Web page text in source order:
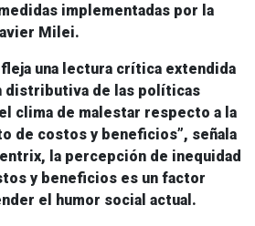
implementadas por la
Milei.
una lectura crítica extendida
distributiva de las políticas
clima de malestar respecto a la
de costos y beneficios”, señala
la percepción de inequidad
y beneficios es un factor
el humor social actual.